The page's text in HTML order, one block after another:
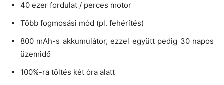
40 ezer fordulat / perces motor
Több fogmosási mód (pl. fehérítés)
800 mAh-s akkumulátor, ezzel együtt pedig 30 napos
üzemidő
100%-ra töltés két óra alatt